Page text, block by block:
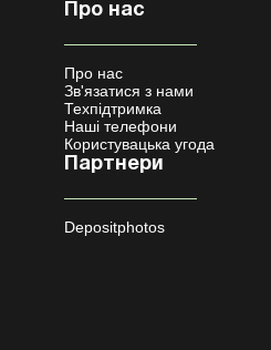
Про нас
Про нас
Зв'язатися з нами
Техпідтримка
Наші телефони
Користувацька угода
Партнери
Depositphotos